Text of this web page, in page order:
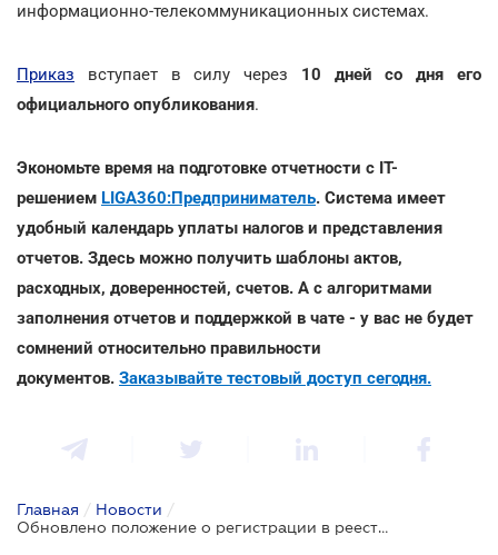
информационно-телекоммуникационных системах.
Приказ вступает в силу через 10 дней со дня его
официального опубликования.
Экономьте время на подготовке отчетности с IT-
решением LIGA360:Предприниматель. Система имеет
удобный календарь уплаты налогов и представления
отчетов. Здесь можно получить шаблоны актов,
расходных, доверенностей, счетов. А с алгоритмами
заполнения отчетов и поддержкой в чате - у вас не будет
сомнений относительно правильности
документов. Заказывайте тестовый доступ сегодня.
Главная / Новости /
Обновлено положение о регистрации в реестре физических лиц - налогоплательщиков